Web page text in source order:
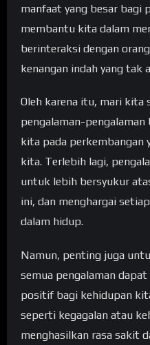
manfaat yang besar bagi
membantu kita dalam
berinteraksi dengan
kenangan indah yang tak
Oleh karena itu, mari kita
pengalaman-
kita pada perkembangan
kita. Terlebih lagi,
untuk lebih bersyukur
ini, dan menghargai
dalam hidup.
Namun, penting juga
semua pengalaman
positif bagi kehidupan
seperti kegagalan atau
menghasilkan rasa sakit